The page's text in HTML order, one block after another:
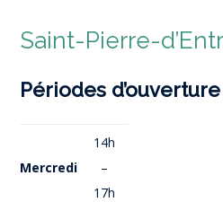
Saint-Pierre-
Périodes d’ouverture
Mercredi
14h
–
17h